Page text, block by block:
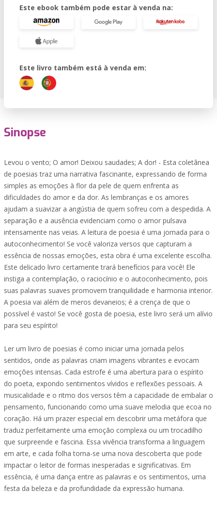
Este ebook também pode estar à venda na:
Este livro também está à venda em:
Sinopse
Levou o vento; O amor! Deixou saudades; A dor! - Esta coletânea
de poesias traz uma narrativa fascinante, expressando de forma
simples as emoções à flor da pele de quem enfrenta as
dificuldades do amor e da dor. As lembranças e os amores
ajudam a suavizar a angústia de quem sofreu com a despedida. A
separação e a ausência evidenciam como o amor pulsava
intensamente nas veias. A leitura de poesia é uma jornada para o
autoconhecimento! Se você valoriza versos que capturam a
essência de nossas emoções, esta obra é uma excelente escolha.
Este delicado livro certamente trará benefícios para você! Ele
instiga a contemplação, o raciocínio e o autoconhecimento, pois
suas palavras suaves promovem tranquilidade e harmonia interior.
A poesia vai além de meros devaneios; é a crença de que o
possível é vasto! Se você gosta de poesia, este livro será um alívio
para seu espírito!
Ler um livro de poesias é como iniciar uma jornada pelos
sentidos, onde as palavras criam imagens vibrantes e evocam
emoções intensas. Cada estrofe é uma abertura para o espírito
do poeta, expondo sentimentos vívidos e reflexões pessoais. A
musicalidade e o ritmo dos versos têm a capacidade de embalar o
pensamento, funcionando como uma suave melodia que ecoa no
coração. Há um prazer especial em descobrir uma metáfora que
traduz perfeitamente uma emoção complexa ou um trocadilho
que surpreende e fascina. Essa vivência transforma a linguagem
em arte, e cada folha torna-se uma nova descoberta que pode
impactar o leitor de formas inesperadas e significativas. Em
essência, é uma dança entre as palavras e os sentimentos, uma
festa da beleza e da profundidade da expressão humana.